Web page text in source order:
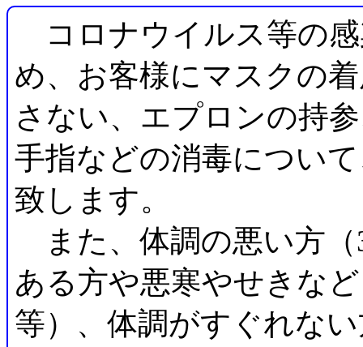
コロナウイルス等の
め、お客様にマスクの
さない、エプロンの持
手指などの消毒につい
致します。
また、体調の悪い方
ある方や悪寒やせきな
等）、体調がすぐれな